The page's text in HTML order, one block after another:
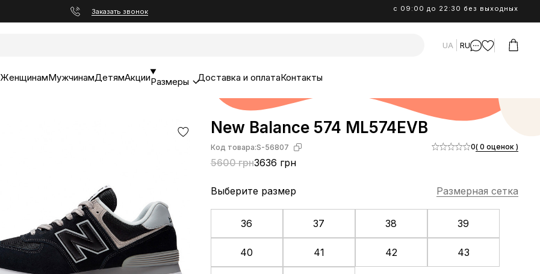
Заказать звонок с 09:00 до 22:30 без выходных
UA RU
ЖенщинамМужчинамДетямАкцииРазмеры Доставка и оплатаКонтакты
New Balance 574 ML574EVB
Код товара:S-56807
5600 грн3636 грн
0( 0 оценок )
Выберите размер Размерная сетка
36 37 38 39
40 41 42 43